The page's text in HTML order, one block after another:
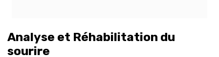
Analyse et Réhabilitation du
sourire